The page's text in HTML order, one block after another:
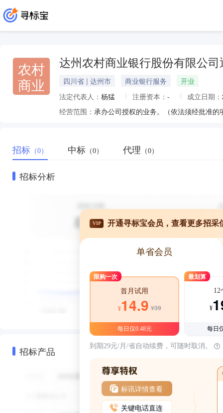
农村
商业
达州农村商业银行股份有限公司
四川省 | 达州市 商业银行服务
开业
法定代表人： 杨猛 注册资本： - 成立日期：
经营范围： 承办公司授权的业务。（依法须经批准
招标 （0） 中标 （0） 代理 （0）
招标分析
招标产品
VIP 开通寻标宝会员，查看更多招采
单省会员
限购一次
首月试用
¥14.9 ¥39
每日仅0.48元
最划算
12
¥
每日
到期29元/月/省自动续费，可随时取消。
标讯详情查看
关键电话直连